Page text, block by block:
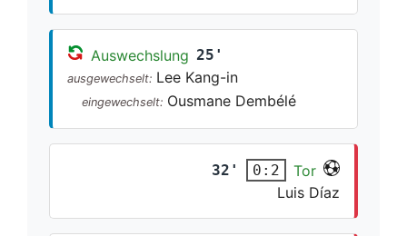
Auswechslung 25'
ausgewechselt: Lee Kang-in
eingewechselt: Ousmane Dembélé
32' 0:2
Tor
Luis Díaz